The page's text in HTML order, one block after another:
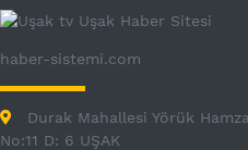
haber-sistemi.com
Durak Mahallesi Yörük
No:11 D: 6 UŞAK